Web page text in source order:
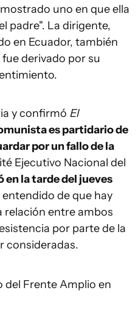
uno en que ella
padre". La dirigente,
en Ecuador, también
derivado por su
y confirmó El
es partidario de
por un fallo de la
Ejecutivo Nacional del
la tarde del jueves
entendido de que hay
relación entre ambos
por parte de la
consideradas.
del Frente Amplio en